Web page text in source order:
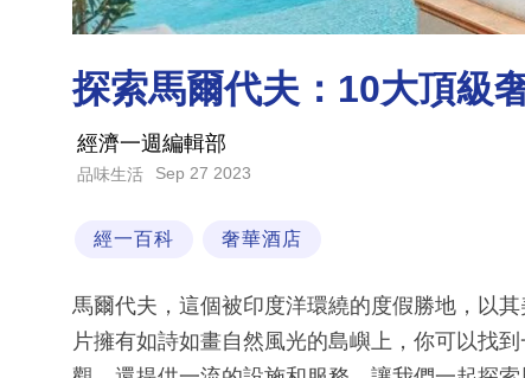
探索馬爾代夫：10大頂級
經濟一週編輯部
品味生活 Sep 27 2023
經一百科 奢華酒店
馬爾代夫，這個被印度洋環繞的度假勝地，以
片擁有如詩如畫自然風光的島嶼上，你可以找